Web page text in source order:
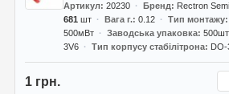
Артикул 20230 Бренд Rectron
681 шт Вага г. 0.12 Тип монтажу
500мВт
Заводська упаковка 500шт.
3V6
Тип корпусу стабілітрона DO-
1 грн.